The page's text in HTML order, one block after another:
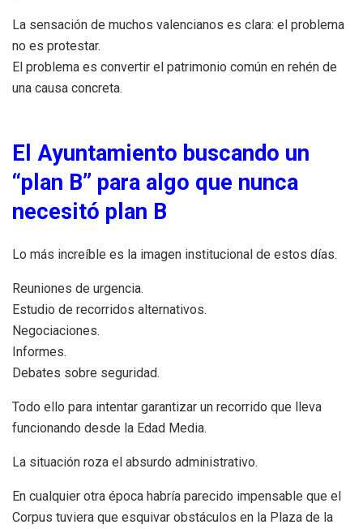
La sensación de muchos valencianos es clara: el problema
no es protestar.
El problema es convertir el patrimonio común en rehén de
una causa concreta.
El Ayuntamiento buscando un
“plan B” para algo que nunca
necesitó plan B
Lo más increíble es la imagen institucional de estos días.
Reuniones de urgencia.
Estudio de recorridos alternativos.
Negociaciones.
Informes.
Debates sobre seguridad.
Todo ello para intentar garantizar un recorrido que lleva
funcionando desde la Edad Media.
La situación roza el absurdo administrativo.
En cualquier otra época habría parecido impensable que el
Corpus tuviera que esquivar obstáculos en la Plaza de la